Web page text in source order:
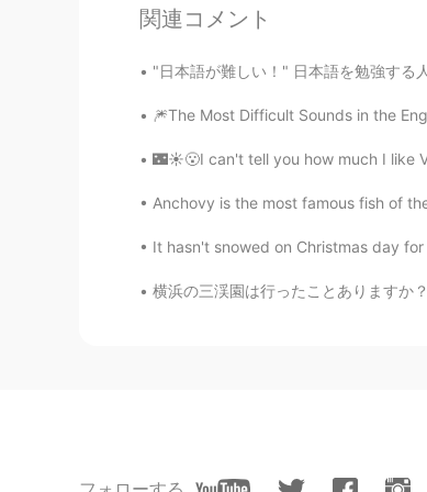
CN EN
Elena
辞旧
没关系，只是实话实说
Elena
関連コメント
"日本語が難しい！" 日本語を勉強する人がよく言う言葉です。私も言い
🎆The Most Difficult Sounds in the
🌃☀️😮I can't tell you how much I like
Anchovy is the most famous fish of
It hasn't snowed on Christmas day
横浜の三渓園は行ったことありますか？今は桜が見頃です🌸今日は大学時